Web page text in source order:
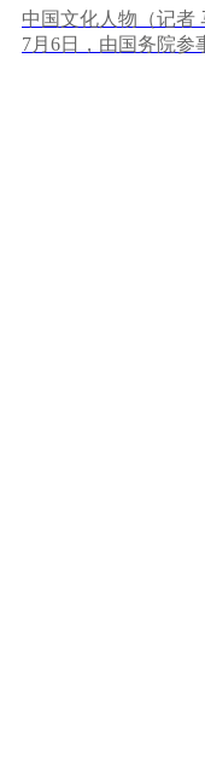
果展
中国文化人物（记者
7月6日，由国务院参